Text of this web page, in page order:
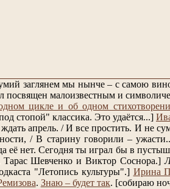
заглянем мы нынче – с самою
посвящен малоизвестным и
цикле и об одном
стопой" классика. Это удаётся...]
апрель. / И все простить. И не
/ В старину говорили –
её нет. Сегодня ты играл бы в
Шевченко и Виктор Соснора.]
"Летопись культуры".] Ирина
. Знаю – будет так. [собираю